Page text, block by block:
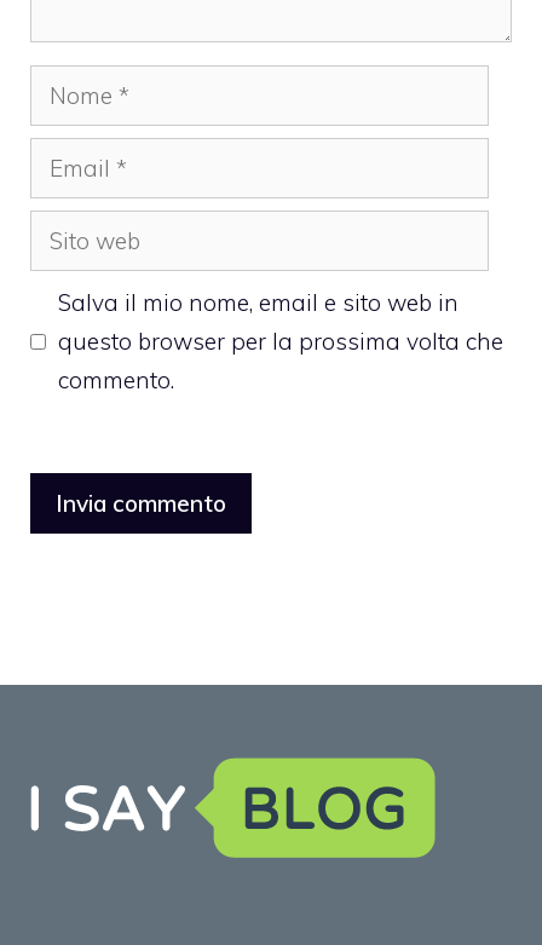
Nome
Email
Sito
web
Salva il mio nome, email e sito web in
questo browser per la prossima volta che
commento.